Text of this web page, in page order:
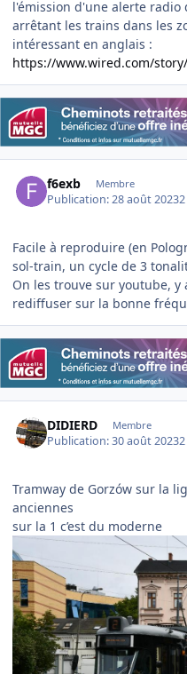
l'émission d'une alerte
arrêtant les trains dans les
intéressant en anglais :
https://www.wired.com/
f6exb Membre
Publication:28 août 2023
Facile à reproduire (en
sol-train, un cycle de 3
On les trouve sur youtube,
rediffuser sur la bonne
DIDIERD Membre
Publication:30 août 2023
Tramway de Gorzów sur la
anciennes
sur la 1 c’est du moderne